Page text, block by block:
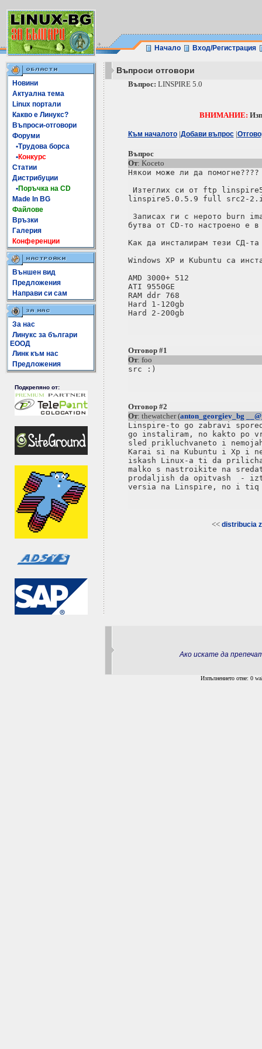
Начало Вход/Регистрация
Новини
Актуална тема
Linux портали
Какво е Линукс?
Въпроси-отговори
Форуми
•Трудова борса
•Конкурс
Статии
Дистрибуции
•Поръчка на CD
Made In BG
Файлове
Връзки
Галерия
Конференции
Външен вид
Предложения
Направи си сам
За нас
Линукс за българи
ЕООД
Линк към нас
Предложения
Подкрепяно от:
Въпроси отговори
Въпрос: LINSPIRE 5.0
ВНИМАНИЕ:
Към началото|Добави въпрос|
Въпрос
От: Koceto
Някои може ли да помогне????
Изтеглих си от ftp
linspire5.0.5.9 full src2-
Записах ги с нерото burn
бутва от CD-то настроено е
Как да инсталирам тези СД-
Windows XP и Kubuntu са
AMD 3000+ 512
ATI 9550GE
RAM ddr 768
Hard 1-120gb
Отговор #1
От: foo
Отговор #2
От: thewatcher (anton_georgiev_bg
Linspire-to go zabravi
go instaliram, no kakto po
sled prikluchvaneto i
Karai si na Kubuntu i Xp i
iskash Linux-a ti da
malko s nastroikite na
prodaljish da opitvash  -
<< distribucia
Ако искате да
Изпълнението отне: 0